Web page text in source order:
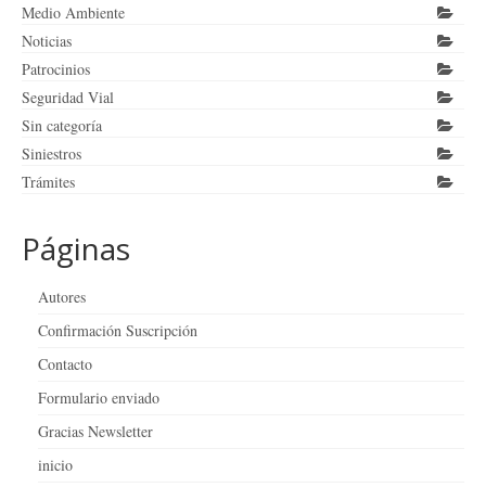
Medio Ambiente
Noticias
Patrocinios
Seguridad Vial
Sin categoría
Siniestros
Trámites
Páginas
Autores
Confirmación Suscripción
Contacto
Formulario enviado
Gracias Newsletter
inicio